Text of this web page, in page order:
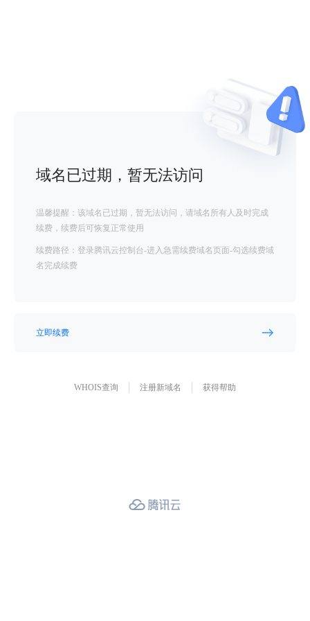
域名已过期，暂无法访问
温馨提醒：该域名已过期，暂无法访问，请域名所有人及时完成
续费，续费后可恢复正常使用
续费路径：登录腾讯云控制台-进入急需续费域名页面-勾选续费域
名完成续费
立即续费
WHOIS查询 注册新域名 获得帮助